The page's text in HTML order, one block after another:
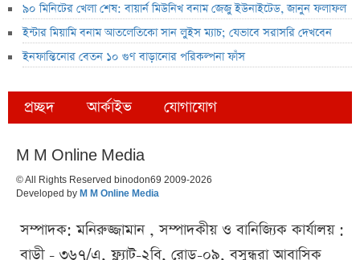
৯০ মিনিটের খেলা শেষ: বায়ার্ন মিউনিখ বনাম জেজু ইউনাইটেড, জানুন ফলাফল
ইন্টার মিয়ামি বনাম আতলেতিকো সান লুইস ম্যাচ; যেভাবে সরাসরি দেখবেন
ইনফান্তিনোর বেতন ১০ গুণ বাড়ানোর পরিকল্পনা ফাঁস
প্রচ্ছদ আর্কাইভ যোগাযোগ
M M Online Media
© All Rights Reserved binodon69 2009-2026
Developed by M M Online Media
সম্পাদক: মনিরুজ্জামান , সম্পাদকীয় ও বানিজ্যিক কার্যালয় :
বাড়ী - ৩৬৭/এ, ফ্ল্যাট-২বি, রোড-০৯, বসুন্ধরা আবাসিক